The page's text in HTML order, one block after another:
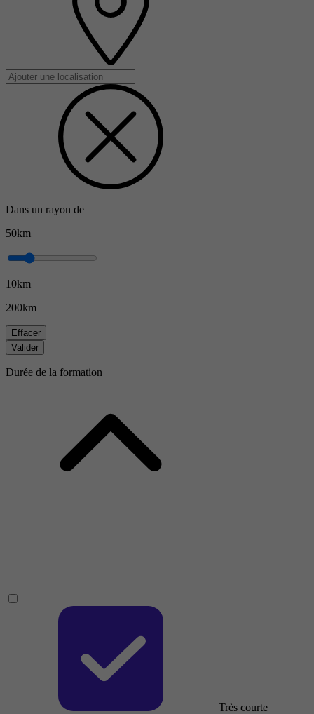
Dans un rayon de
50km
10km
200km
Effacer
Valider
Durée de la formation
Très courte